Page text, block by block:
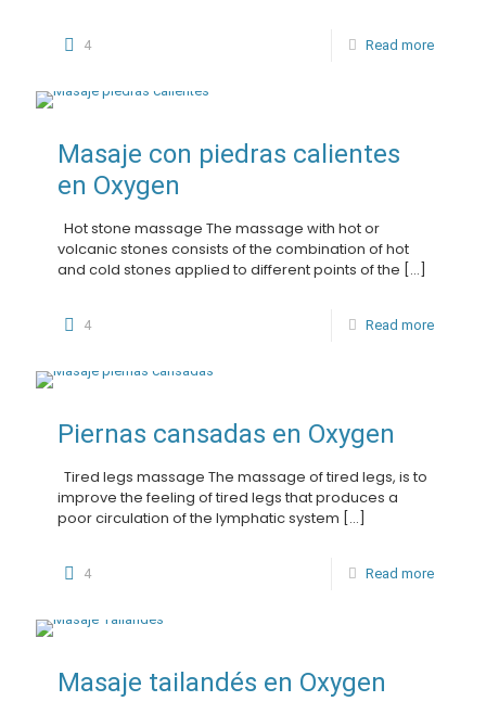
4 Read more
Masaje con piedras calientes
en Oxygen
Hot stone massage The massage with hot or
volcanic stones consists of the combination of hot
and cold stones applied to different points of the […]
4 Read more
Piernas cansadas en Oxygen
Tired legs massage The massage of tired legs, is to
improve the feeling of tired legs that produces a
poor circulation of the lymphatic system […]
4 Read more
Masaje tailandés en Oxygen